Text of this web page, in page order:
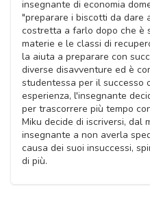
insegnante di economia
"preparare i biscotti da dare
costretta a farlo dopo che è
materie e le classi di
la aiuta a preparare con
diverse disavventure ed è
studentessa per il successo
esperienza, l'insegnante
per trascorrere più tempo
Miku decide di iscriversi, dal
insegnante a non averla
causa dei suoi insuccessi,
di più.